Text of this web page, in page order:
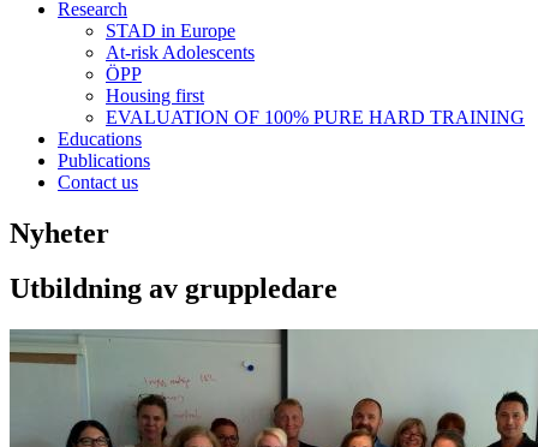
Research
STAD in Europe
At-risk Adolescents
ÖPP
Housing first
EVALUATION OF 100% PURE HARD TRAINING
Educations
Publications
Contact us
Nyheter
Utbildning av gruppledare